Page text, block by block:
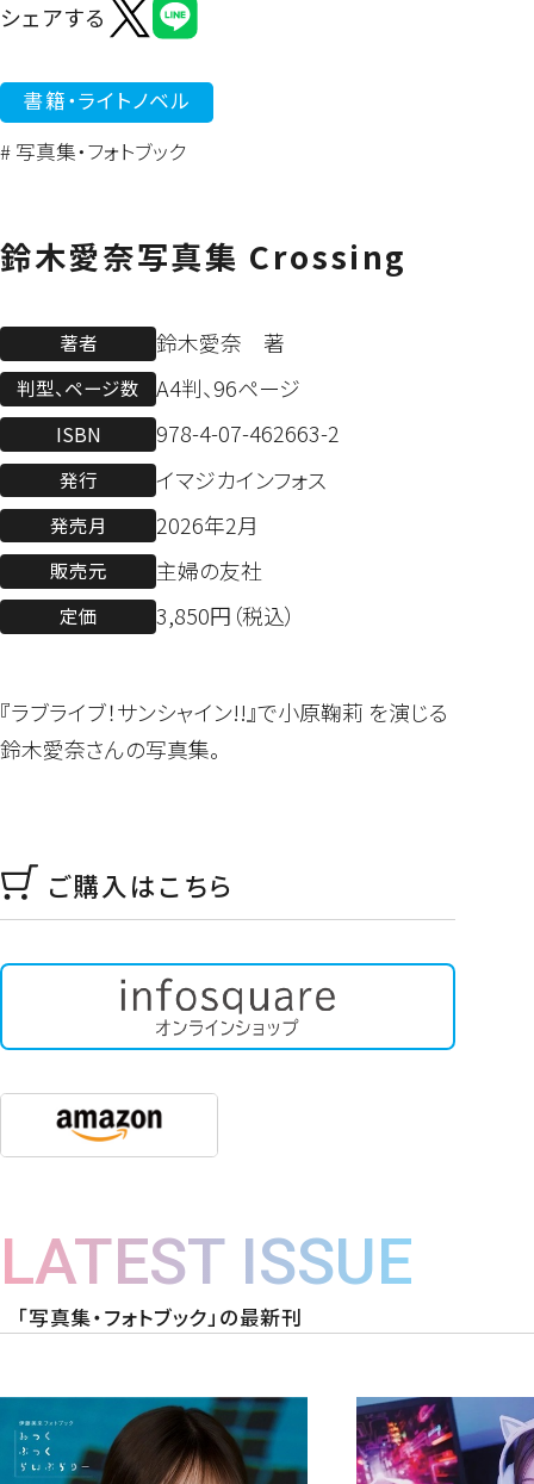
シェアする
書籍・ライトノベル
# 写真集・フォトブック
鈴木愛奈写真集 Crossing
著者 鈴木愛奈 著
判型、ページ数 A4判、96ページ
ISBN 978-4-07-462663-2
発行 イマジカインフォス
発売月 2026年2月
販売元 主婦の友社
定価 3,850円（税込）
『ラブライブ！サンシャイン!!』で小原鞠莉 を演じる
鈴木愛奈さんの写真集。
ご購入はこちら
LATEST ISSUE
「写真集・フォトブック」の最新刊